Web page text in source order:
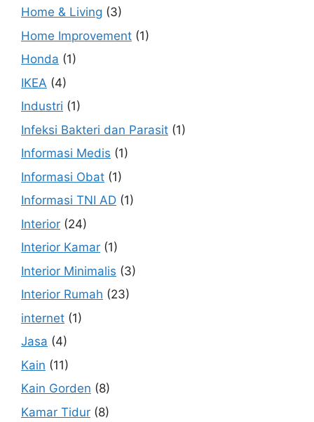
Home & Living (3)
Home Improvement (1)
Honda (1)
IKEA (4)
Industri (1)
Infeksi Bakteri dan Parasit (1)
Informasi Medis (1)
Informasi Obat (1)
Informasi TNI AD (1)
Interior (24)
Interior Kamar (1)
Interior Minimalis (3)
Interior Rumah (23)
internet (1)
Jasa (4)
Kain (11)
Kain Gorden (8)
Kamar Tidur (8)